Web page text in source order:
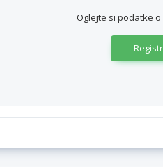
Oglejte si podatke